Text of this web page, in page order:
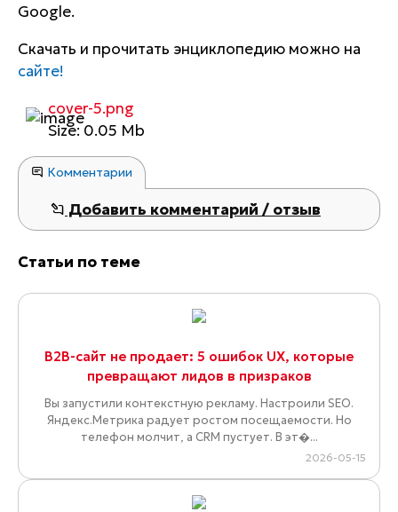
Google.
Скачать и прочитать энциклопедию можно на
сайте!
cover-5.png
Size: 0.05 Mb
Комментарии
Добавить комментарий / отзыв
Статьи по теме
B2B-сайт не продает: 5 ошибок UX, которые
превращают лидов в призраков
Вы запустили контекстную рекламу. Настроили SEO.
Яндекс.Метрика радует ростом посещаемости. Но
телефон молчит, а CRM пустует. В эт�...
2026-05-15